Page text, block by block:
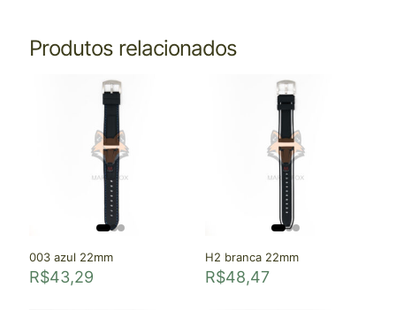
Produtos relacionados
003 azul 22mm
R$43,29
H2 branca 22mm
R$48,47